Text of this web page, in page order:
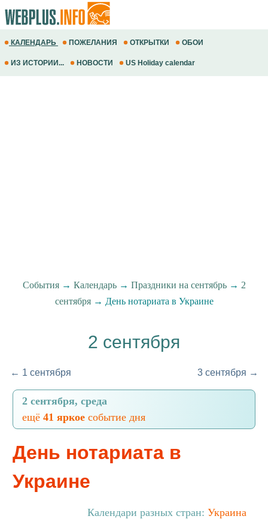
КАЛЕНДАРЬ ПОЖЕЛАНИЯ ОТКРЫТКИ ОБОИ
ИЗ ИСТОРИИ... НОВОСТИ US Holiday calendar
События→ Календарь→ Праздники на сентябрь→ 2
сентября→ День нотариата в Украине
2 сентября
← 1 сентября 3 сентября →
2 сентября, среда
ещё 41 яркое событие дня
День нотариата в
Украине
Календари разных стран: Украина